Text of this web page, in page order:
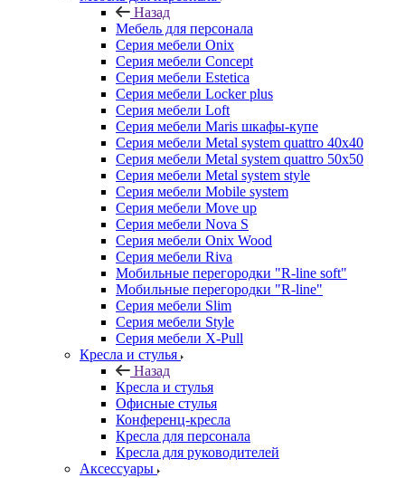
Назад
Мебель для персонала
Серия мебели Onix
Серия мебели Concept
Серия мебели Estetica
Серия мебели Locker plus
Серия мебели Loft
Серия мебели Maris шкафы-купе
Серия мебели Metal system quattro 40x40
Серия мебели Metal system quattro 50x50
Серия мебели Metal system style
Серия мебели Mobile system
Серия мебели Move up
Серия мебели Nova S
Серия мебели Onix Wood
Серия мебели Riva
Мобильные перегородки "R-line soft"
Мобильные перегородки "R-line"
Серия мебели Slim
Серия мебели Style
Серия мебели X-Pull
Кресла и стулья
Назад
Кресла и стулья
Офисные стулья
Конференц-кресла
Кресла для персонала
Кресла для руководителей
Аксессуары